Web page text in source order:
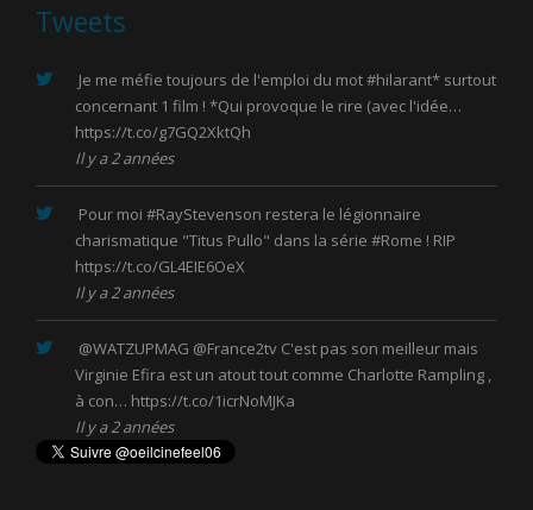
Tweets
Je me méfie toujours de l'emploi du mot#hilarant* surtout
concernant 1 film ! *Qui provoque le rire (avec l'idée…
https://t.co/g7GQ2XktQh
Il y a 2 années
Pour moi #RayStevenson restera le légionnaire
charismatique "Titus Pullo" dans la série #Rome ! RIP
https://t.co/GL4EIE6OeX
Il y a 2 années
@WATZUPMAG @France2tv C'est pas son meilleur mais
Virginie Efira est un atout tout comme Charlotte Rampling ,
à con… https://t.co/1icrNoMJKa
Il y a 2 années